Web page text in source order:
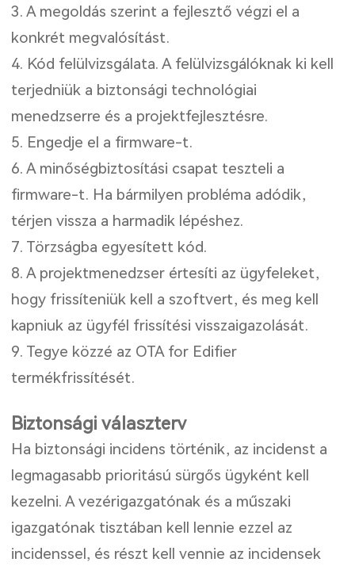
3. A megoldás szerint a fejlesztő végzi el a
konkrét megvalósítást.
4. Kód felülvizsgálata. A felülvizsgálóknak ki kell
terjedniük a biztonsági technológiai
menedzserre és a projektfejlesztésre.
5. Engedje el a firmware-t.
6. A minőségbiztosítási csapat teszteli a
firmware-t. Ha bármilyen probléma adódik,
térjen vissza a harmadik lépéshez.
7. Törzságba egyesített kód.
8. A projektmenedzser értesíti az ügyfeleket,
hogy frissíteniük kell a szoftvert, és meg kell
kapniuk az ügyfél frissítési visszaigazolását.
9. Tegye közzé az OTA for Edifier
termékfrissítését.
Biztonsági választerv
Ha biztonsági incidens történik, az incidenst a
legmagasabb prioritású sürgős ügyként kell
kezelni. A vezérigazgatónak és a műszaki
igazgatónak tisztában kell lennie ezzel az
incidenssel, és részt kell vennie az incidensek